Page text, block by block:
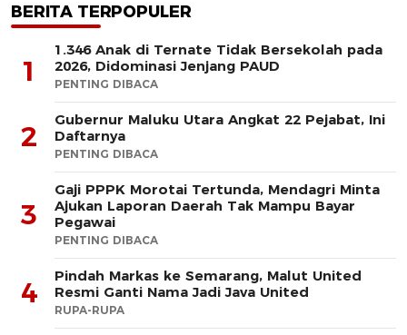
BERITA TERPOPULER
1
1.346 Anak di Ternate Tidak Bersekolah pada
2026, Didominasi Jenjang PAUD
PENTING DIBACA
2
Gubernur Maluku Utara Angkat 22 Pejabat, Ini
Daftarnya
PENTING DIBACA
3
Gaji PPPK Morotai Tertunda, Mendagri Minta
Ajukan Laporan Daerah Tak Mampu Bayar
Pegawai
PENTING DIBACA
4
Pindah Markas ke Semarang, Malut United
Resmi Ganti Nama Jadi Java United
RUPA-RUPA